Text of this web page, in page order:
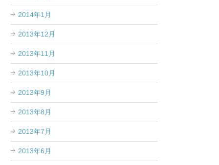
2014年1月
2013年12月
2013年11月
2013年10月
2013年9月
2013年8月
2013年7月
2013年6月